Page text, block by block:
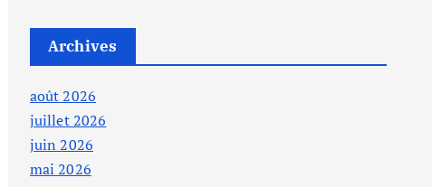
Archives
août 2026
juillet 2026
juin 2026
mai 2026